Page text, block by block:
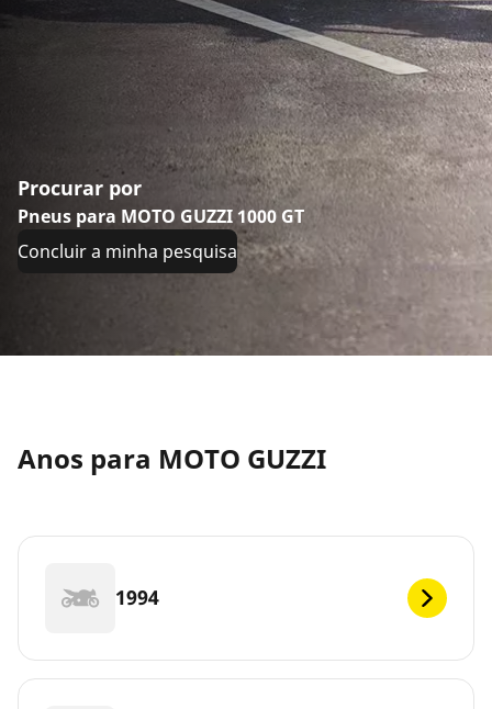
Procurar por
Pneus para MOTO GUZZI 1000 GT
Concluir a minha pesquisa
Anos para MOTO GUZZI
1994